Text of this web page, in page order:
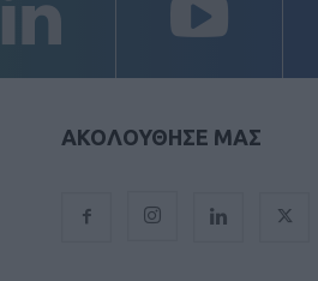
ΑΚΟΛΟΥΘΗΣΕ ΜΑΣ